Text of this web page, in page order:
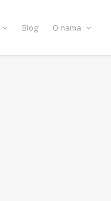
Blog O nama